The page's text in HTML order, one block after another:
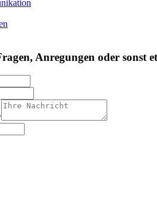
Anregungen oder sonst